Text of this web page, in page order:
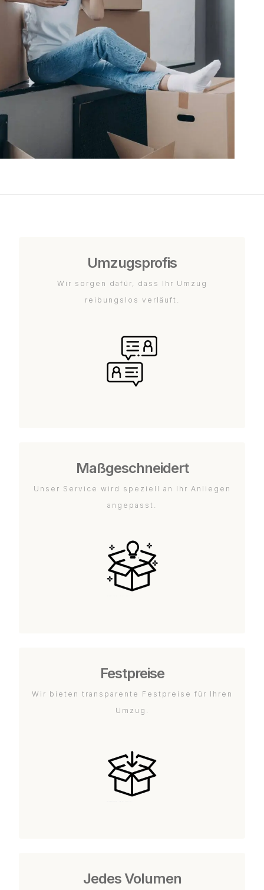
Umzugsprofis
Wir sorgen dafür, dass Ihr Umzug
reibungslos verläuft.
Maßgeschneidert
Unser Service wird speziell an Ihr Anliegen
angepasst.
Festpreise
Wir bieten transparente Festpreise für Ihren
Umzug.
Jedes Volumen